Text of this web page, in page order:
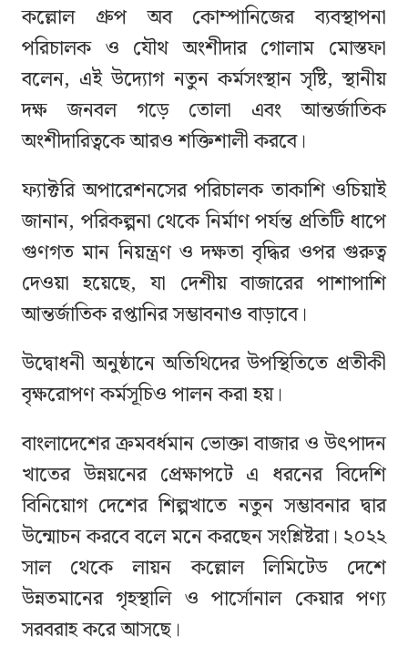
কল্লোল গ্রুপ অব কোম্পানিজের ব্যবস্থাপনা
পরিচালক ও যৌথ অংশীদার গোলাম মোস্তফা
বলেন, এই উদ্যোগ নতুন কর্মসংস্থান সৃষ্টি, স্থানীয়
দক্ষ জনবল গড়ে তোলা এবং আন্তর্জাতিক
অংশীদারিত্বকে আরও শক্তিশালী করবে।
ফ্যাক্টরি অপারেশনসের পরিচালক তাকাশি ওচিয়াই
জানান, পরিকল্পনা থেকে নির্মাণ পর্যন্ত প্রতিটি ধাপে
গুণগত মান নিয়ন্ত্রণ ও দক্ষতা বৃদ্ধির ওপর গুরুত্ব
দেওয়া হয়েছে, যা দেশীয় বাজারের পাশাপাশি
আন্তর্জাতিক রপ্তানির সম্ভাবনাও বাড়াবে।
উদ্বোধনী অনুষ্ঠানে অতিথিদের উপস্থিতিতে প্রতীকী
বৃক্ষরোপণ কর্মসূচিও পালন করা হয়।
বাংলাদেশের ক্রমবর্ধমান ভোক্তা বাজার ও উৎপাদন
খাতের উন্নয়নের প্রেক্ষাপটে এ ধরনের বিদেশি
বিনিয়োগ দেশের শিল্পখাতে নতুন সম্ভাবনার দ্বার
উন্মোচন করবে বলে মনে করছেন সংশ্লিষ্টরা। ২০২২
সাল থেকে লায়ন কল্লোল লিমিটেড দেশে
উন্নতমানের গৃহস্থালি ও পার্সোনাল কেয়ার পণ্য
সরবরাহ করে আসছে।